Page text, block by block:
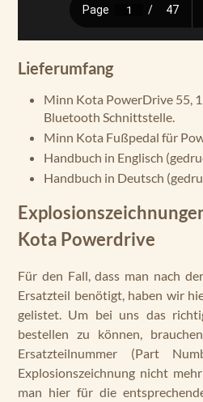
Lieferumfang
Minn Kota PowerDrive 55,
Bluetooth Schnittstelle.
Minn Kota Fußpedal für
Handbuch in Englisch
Handbuch in Deutsch
Kota Powerdrive
Für den Fall, dass man nach
Ersatzteil benötigt, haben wir
gelistet. Um bei uns das
bestellen zu können,
Ersatzteilnummer (Part
Explosionszeichnung nicht
man hier für die